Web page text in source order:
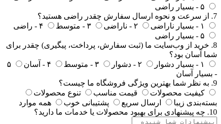
۵ - بسیار راضی
7. از سرعت و نحوه ارسال سفارش چقدر راضی هستید؟
۱ - بسیار ناراضی
۲ - ناراضی ۳ - متوسط
۴ - راضی
۵ - بسیار راضی
8. خرید از وب‌سایت ما (ثبت سفارش، پرداخت، پیگیری) چقدر برای
شما آسان بود؟
۱ - بسیار دشوار
۲ - دشوار ۳ - متوسط ۴ - آسان
۵
- بسیار آسان
9. به نظر شما بهترین ویژگی فروشگاه ما چیست؟
کیفیت محصولات
قیمت مناسب
تنوع محصولات
بسته‌بندی زیبا
ارسال سریع پشتیبانی خوب
همه موارد
10. چه پیشنهادی برای بهبود محصولات یا خدمات ما دارید؟